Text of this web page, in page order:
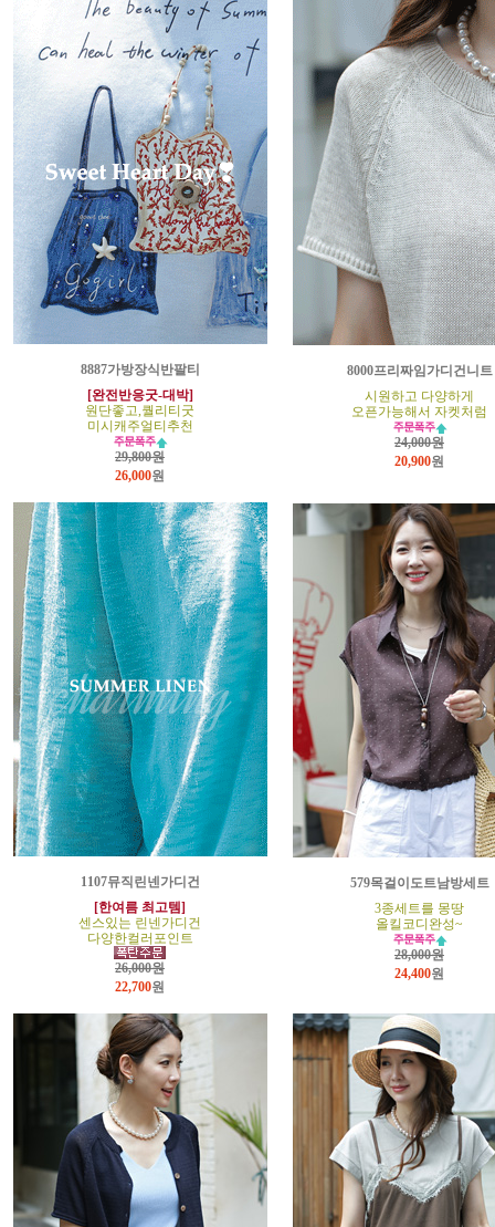
8887가방장식반팔티
[완전반응굿-대박]
원단좋고,퀄리티굿
미시캐주얼티추천
29,800원
26,000원
8000프리짜임가디건니트
시원하고 다양하게
오픈가능해서 자켓처럼
24,000원
20,900원
1107뮤직린넨가디건
[한여름 최고템]
센스있는 린넨가디건
다양한컬러포인트
26,000원
22,700원
579목걸이도트남방세트
3종세트를 몽땅
올킬코디완성~
28,000원
24,400원